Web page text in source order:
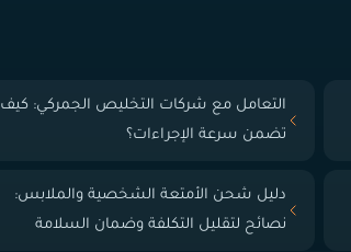
التعامل مع شركات التخليص الجمركي: كيف
تضمن سرعة الإجراءات؟
دليل شحن الأمتعة الشخصية والملابس:
نصائح لتقليل التكلفة وضمان السلامة